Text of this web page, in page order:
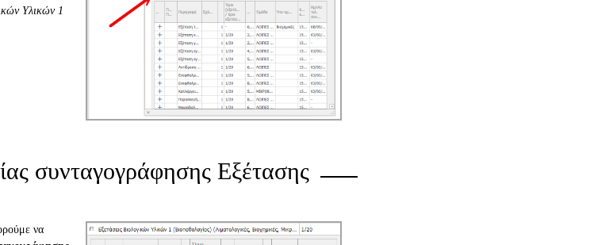
Υλικών 1
συνταγογράφησης Εξέτασης
να